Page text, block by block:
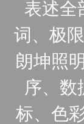
表述全
词、极
朗坤照
序、数
标、色